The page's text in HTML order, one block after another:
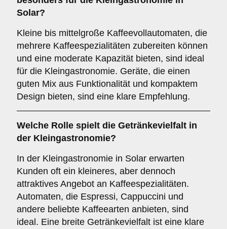
Solar?
Kleine bis mittelgroße Kaffeevollautomaten, die
mehrere Kaffeespezialitäten zubereiten können
und eine moderate Kapazität bieten, sind ideal
für die Kleingastronomie. Geräte, die einen
guten Mix aus Funktionalität und kompaktem
Design bieten, sind eine klare Empfehlung.
Welche Rolle spielt die Getränkevielfalt in
der Kleingastronomie?
In der Kleingastronomie in Solar erwarten
Kunden oft ein kleineres, aber dennoch
attraktives Angebot an Kaffeespezialitäten.
Automaten, die Espressi, Cappuccini und
andere beliebte Kaffeearten anbieten, sind
ideal. Eine breite Getränkevielfalt ist eine klare